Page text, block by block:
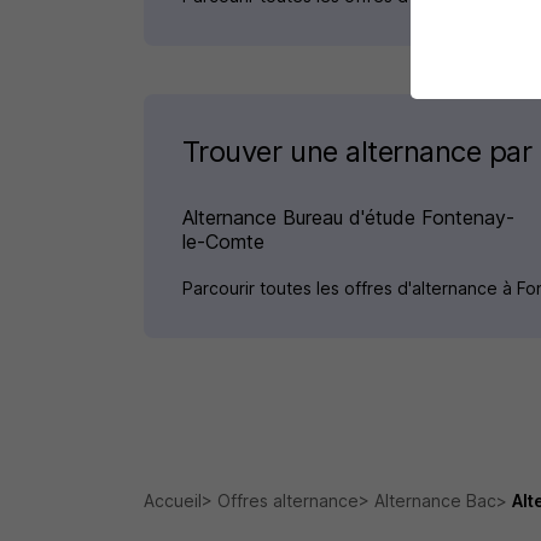
Trouver une alternance
Alternance Bureau d'étude Fontenay-
le-Comte
Parcourir toutes les offres d'alternance à
Accueil Offres alternance Alternance Bac